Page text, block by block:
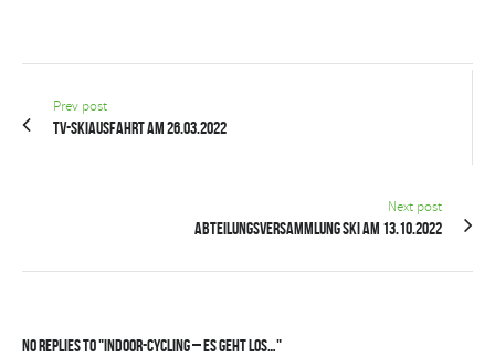
Prev post
TV-Skiausfahrt am 26.03.2022
Next post
Abteilungsversammlung Ski am 13.10.2022
No Replies to "Indoor-Cycling – Es geht los…"